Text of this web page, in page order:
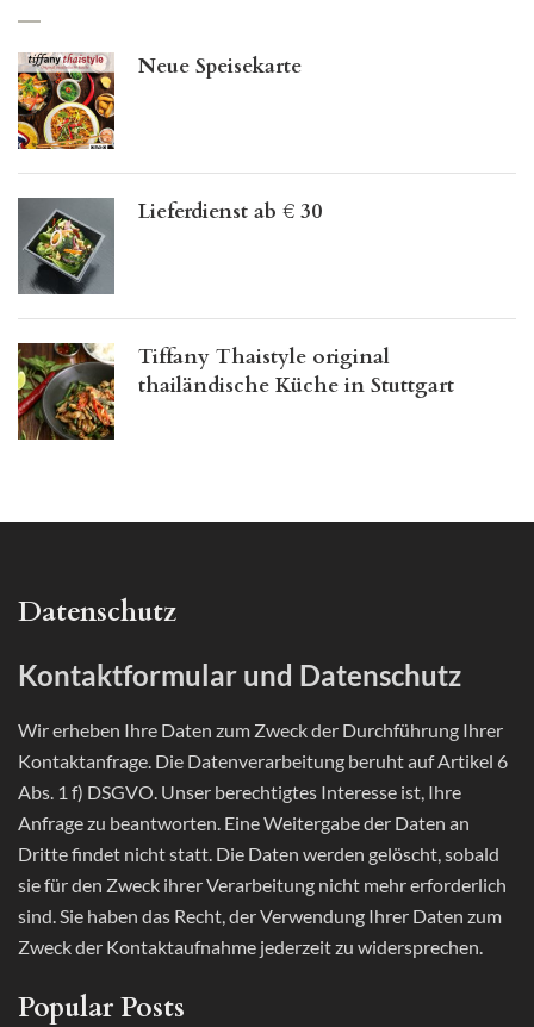
Neue Speisekarte
Lieferdienst ab € 30
Tiffany Thaistyle original
thailändische Küche in Stuttgart
Datenschutz
Kontaktformular und Datenschutz
Wir erheben Ihre Daten zum Zweck der Durchführung Ihrer
Kontaktanfrage. Die Datenverarbeitung beruht auf Artikel 6
Abs. 1 f) DSGVO. Unser berechtigtes Interesse ist, Ihre
Anfrage zu beantworten. Eine Weitergabe der Daten an
Dritte findet nicht statt. Die Daten werden gelöscht, sobald
sie für den Zweck ihrer Verarbeitung nicht mehr erforderlich
sind. Sie haben das Recht, der Verwendung Ihrer Daten zum
Zweck der Kontaktaufnahme jederzeit zu widersprechen.
Popular Posts